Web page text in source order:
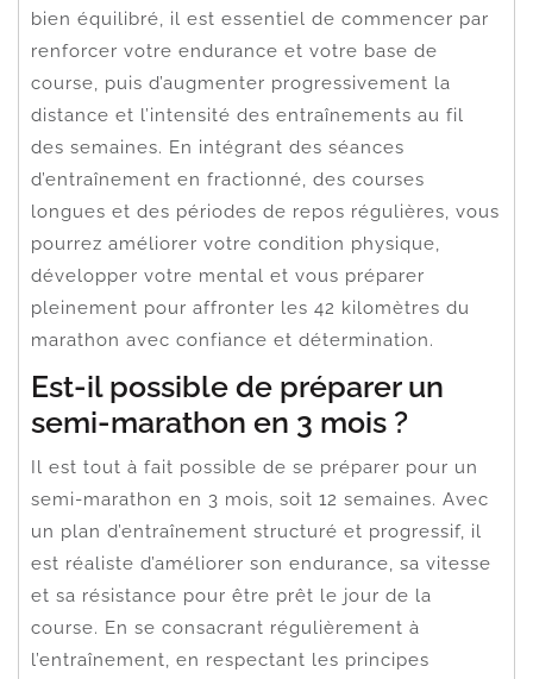
bien équilibré, il est essentiel de commencer par
renforcer votre endurance et votre base de
course, puis d’augmenter progressivement la
distance et l’intensité des entraînements au fil
des semaines. En intégrant des séances
d’entraînement en fractionné, des courses
longues et des périodes de repos régulières, vous
pourrez améliorer votre condition physique,
développer votre mental et vous préparer
pleinement pour affronter les 42 kilomètres du
marathon avec confiance et détermination.
Est-il possible de préparer un
semi-marathon en 3 mois ?
Il est tout à fait possible de se préparer pour un
semi-marathon en 3 mois, soit 12 semaines. Avec
un plan d’entraînement structuré et progressif, il
est réaliste d’améliorer son endurance, sa vitesse
et sa résistance pour être prêt le jour de la
course. En se consacrant régulièrement à
l’entraînement, en respectant les principes